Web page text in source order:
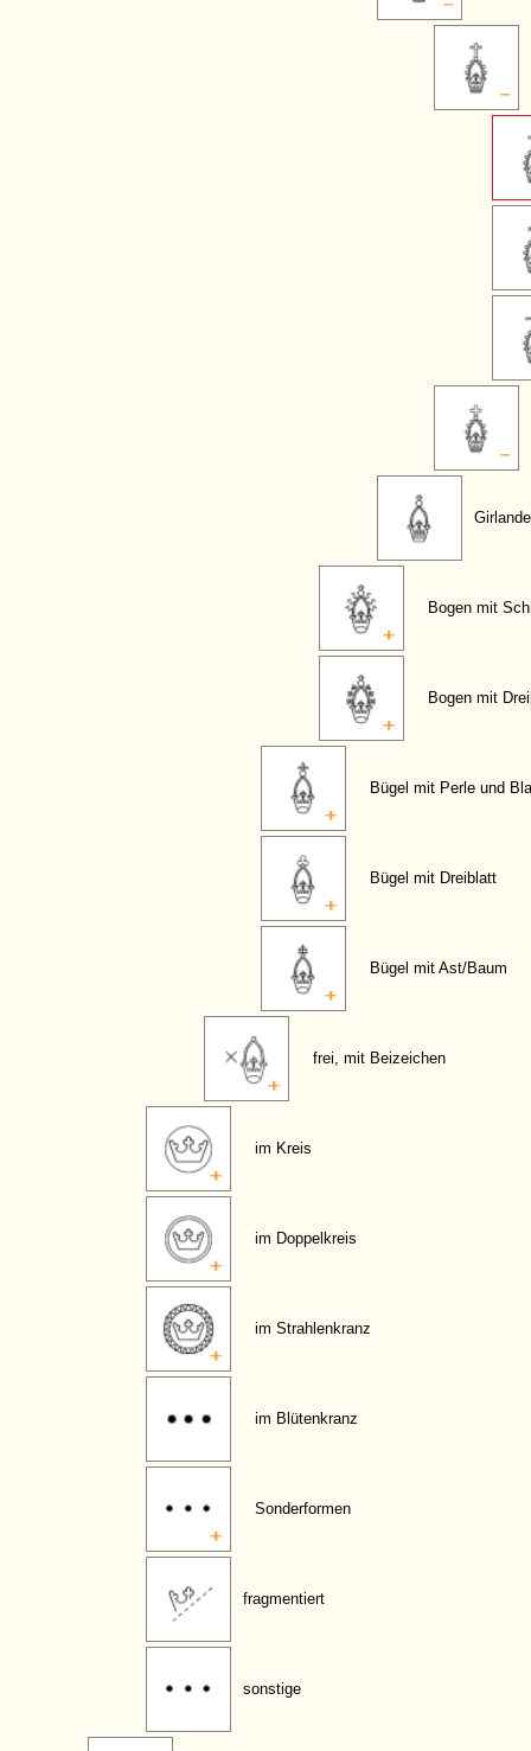
Girlande
Bogen mit
Bogen mit
Bügel mit Perle und
Bügel mit Dreiblatt
Bügel mit Ast/Baum
frei, mit Beizeichen
im Kreis
im Doppelkreis
im Strahlenkranz
im Blütenkranz
Sonderformen
fragmentiert
sonstige